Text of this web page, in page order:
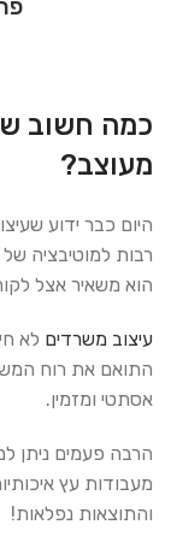
כמה חשוב
מעוצב?
היום כבר ידוע
רבות למוטיבציה
הוא משאיר אצל
עיצוב משרדים לא
התואם את רוח
אסתטי ומזמין.
הרבה פעמים ניתן
מעבודות עץ
והתוצאות נפלאות!